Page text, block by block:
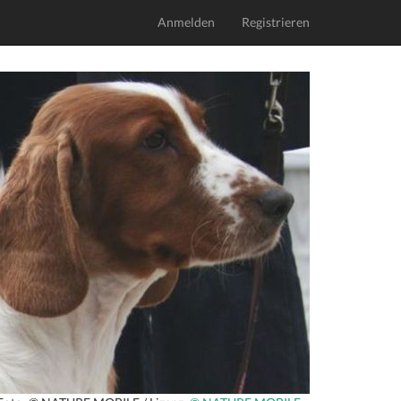
Anmelden Registrieren